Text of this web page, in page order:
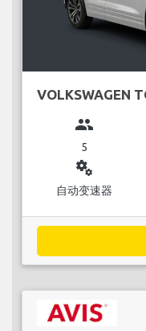
VOLKSWAGEN
group
5
miscellaneous_services
自动变速器